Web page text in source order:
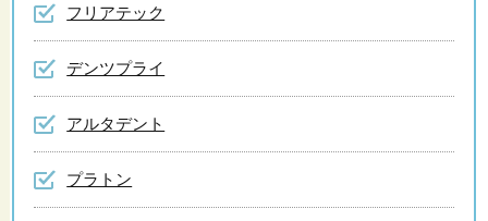
フリアテック
デンツプライ
アルタデント
プラトン